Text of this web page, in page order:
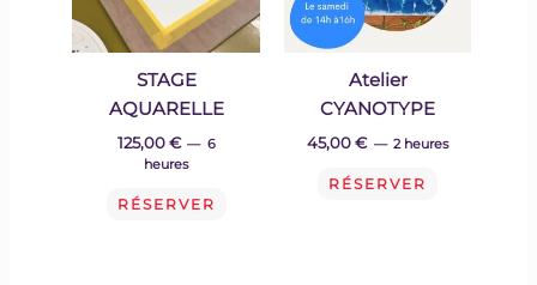
STAGE
AQUARELLE
125,00€
6
heures
RÉSERVER
Atelier
CYANOTYPE
45,00€ 2 heures
RÉSERVER